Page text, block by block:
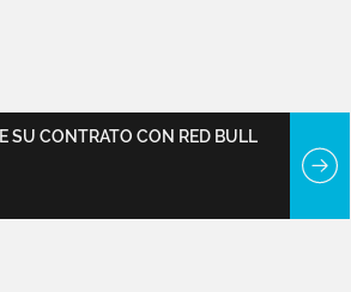
SU CONTRATO CON RED BULL